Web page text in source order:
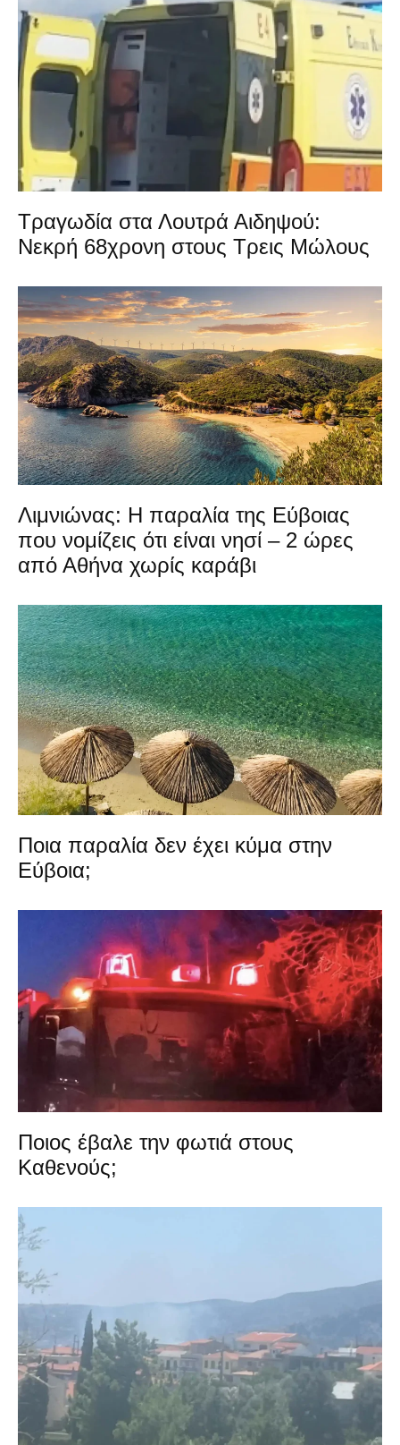
Τραγωδία στα Λουτρά Αιδηψού:
Νεκρή 68χρονη στους Τρεις Μώλους
Λιμνιώνας: Η παραλία της Εύβοιας
που νομίζεις ότι είναι νησί – 2 ώρες
από Αθήνα χωρίς καράβι
Ποια παραλία δεν έχει κύμα στην
Εύβοια;
Ποιος έβαλε την φωτιά στους
Καθενούς;